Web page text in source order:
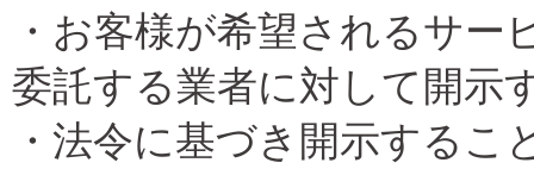
・お客様が希望されるサ
委託する業者に対して開示
・法令に基づき開示するこ